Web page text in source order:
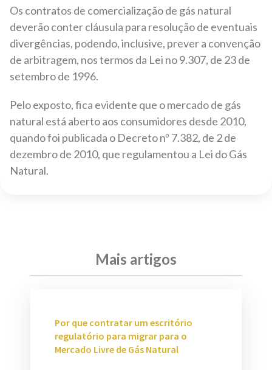
Os contratos de comercialização de gás natural
deverão conter cláusula para resolução de eventuais
divergências, podendo, inclusive, prever a convenção
de arbitragem, nos termos da Lei no 9.307, de 23 de
setembro de 1996.
Pelo exposto, fica evidente que o mercado de gás
natural está aberto aos consumidores desde 2010,
quando foi publicada o Decreto nº 7.382, de 2 de
dezembro de 2010, que regulamentou a Lei do Gás
Natural.
Mais artigos
Por que contratar um escritório
regulatório para migrar para o
Mercado Livre de Gás Natural